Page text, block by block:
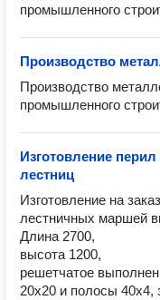
промышленного
Производство
Производство
промышленного
Изготовление
лестниц
Изготовление на
лестничных маршей
Длина 2700,
высота 1200,
решетчатое
20х20 и полосы 40х4,